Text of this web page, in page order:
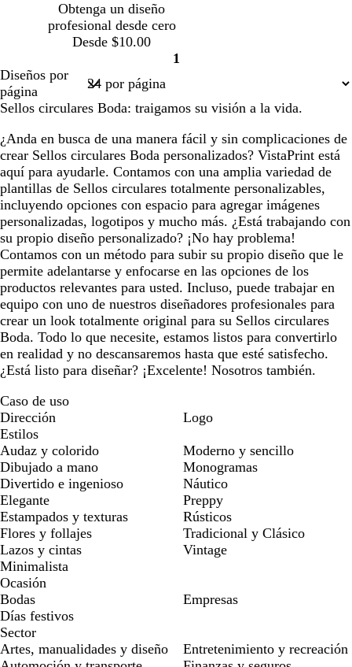
Obtenga un diseño
profesional desde cero
Desde $10.00
Página
1
Diseños por
página
Sellos circulares Boda: traigamos su visión a la vida.
¿Anda en busca de una manera fácil y sin complicaciones de
crear Sellos circulares Boda personalizados? VistaPrint está
aquí para ayudarle. Contamos con una amplia variedad de
plantillas de Sellos circulares totalmente personalizables,
incluyendo opciones con espacio para agregar imágenes
personalizadas, logotipos y mucho más. ¿Está trabajando con
su propio diseño personalizado? ¡No hay problema!
Contamos con un método para subir su propio diseño que le
permite adelantarse y enfocarse en las opciones de los
productos relevantes para usted. Incluso, puede trabajar en
equipo con uno de nuestros diseñadores profesionales para
crear un look totalmente original para su Sellos circulares
Boda. Todo lo que necesite, estamos listos para convertirlo
en realidad y no descansaremos hasta que esté satisfecho.
¿Está listo para diseñar? ¡Excelente! Nosotros también.
Caso de uso
Dirección
Logo
Estilos
Audaz y colorido
Dibujado a mano
Divertido e ingenioso
Elegante
Estampados y texturas
Flores y follajes
Lazos y cintas
Minimalista
Moderno y sencillo
Monogramas
Náutico
Preppy
Rústicos
Tradicional y Clásico
Vintage
Ocasión
Bodas
Días festivos
Empresas
Sector
Artes, manualidades y diseño
Entretenimiento y recreación